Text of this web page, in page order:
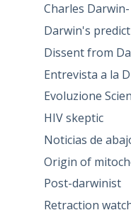
Charles
Darwin's
Dissent from
Entrevista a la
Evoluzione
HIV skeptic
Noticias de
Origin of
Post-darwinist
Retraction